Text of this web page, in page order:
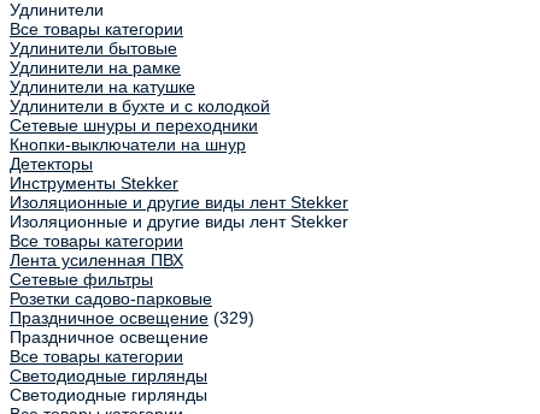
Удлинители
Все товары категории
Удлинители бытовые
Удлинители на рамке
Удлинители на катушке
Удлинители в бухте и с колодкой
Сетевые шнуры и переходники
Кнопки-выключатели на шнур
Детекторы
Инструменты Stekker
Изоляционные и другие виды лент Stekker
Изоляционные и другие виды лент Stekker
Все товары категории
Лента усиленная ПВХ
Сетевые фильтры
Розетки садово-парковые
Праздничное освещение (329)
Праздничное освещение
Все товары категории
Светодиодные гирлянды
Светодиодные гирлянды